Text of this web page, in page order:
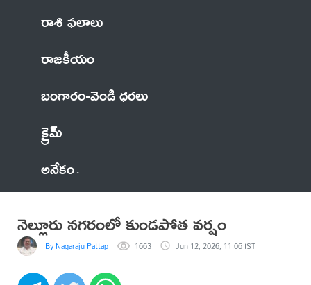
రాశి ఫలాలు
రాజకీయం
బంగారం-వెండి ధరలు
క్రైమ్
అనేకం
నెల్లూరు నగరంలో కుండపోత వర్షం
By Nagaraju Pattapalli 1663 Jun 12, 2026, 11:06 IST